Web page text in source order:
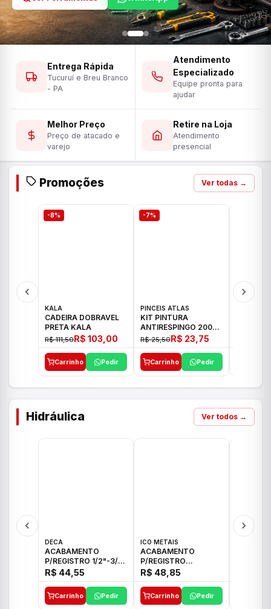
Entrega Rápida
Tucuruí e Breu Branco
- PA
Atendimento
Especializado
Equipe pronta para
ajudar
Melhor Preço
Preço de atacado e
varejo
Retire na Loja
Atendimento
presencial
Promoções Ver todas →
-8%
KALA
CADEIRA DOBRAVEL
PRETA KALA
R$ 111,50R$ 103,00
Carrinho Pedir
-7%
PINCEIS ATLAS
KIT PINTURA
ANTIRESPINGO 2003
ATLAS 03 PCS
R$ 25,50R$ 23,75
Carrinho Pedir
Hidráulica Ver todos →
DECA
ACABAMENTO
P/REGISTRO 1/2"-3/4"
E 1"C21.PQ DECA
R$ 44,55
Carrinho Pedir
ICO METAIS
ACABAMENTO
P/REGISTRO
1/2"-3/4"-1" ACB M
CS 33 ICO
R$ 48,85
Carrinho Pedir